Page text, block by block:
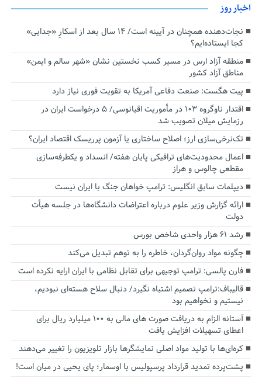
اخبار روز
نجات‌دهنده‌ همچنان در آیینه است/ ۱۴ سال بعد از اسکارِ «جدایی»
کجا ایستاده‌ایم؟
منطقه آزاد ارس در مسیر کسب نخستین نشان «شهر سالم و ایمن»
مناطق آزاد کشور
پیت هگست: صنعت دفاعی آمریکا به تقویت فوری نیاز دارد
اقتدار ناوگروه ۱۰۳ در مأموریت‌ اقیانوسی/ ۵ درخواست ایران در
رزمایش میلان تصویب شد
تک‌نرخی‌سازی ارز؛ اصلاح ساختاری یا آزمون پرریسک اقتصاد ایران؟
اعمال محدودیت‌های ترافیکی پایان هفته/ انسداد و یکطرفه‌سازی
مقطعی چالوس و هراز
دیپلمات سابق انگلیس:‌ ترامپ خواهان جنگ با ایران نیست
ارائه گزارش وزیر علوم درباره اعتراضات دانشگاه‌ها در جلسه هیأت
دولت
رشد ۶۱ هزار واحدی شاخص بورس
چگونه مواد روان‌گردان، خاطره را به توهم تبدیل می‌کند
فارن پالسی: ترامپ توجیهی برای تقابل نظامی با ایران ارایه نکرده است
قالیباف:ترامپ تصمیم اشتباه نگیرد/ دنبال سلاح هسته‌ای نبودیم،
نیستیم و نخواهیم بود
آستانه الزام به دریافت صورت های مالی به ۱۰۰ میلیارد ریال برای
اعطای تسهیلات افزایش یافت
کره‌ای‌ها با تولید مواد اصلی نمایشگرها بازار تلویزیون را تغییر می‌دهند
پشت‌پرده تمدید قرارداد پرسپولیس با اوسمار؛ پای یحیی در میان است!